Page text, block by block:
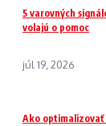
5 varovných
volajú o pomoc
júl 19, 2026
Ako optimalizovať